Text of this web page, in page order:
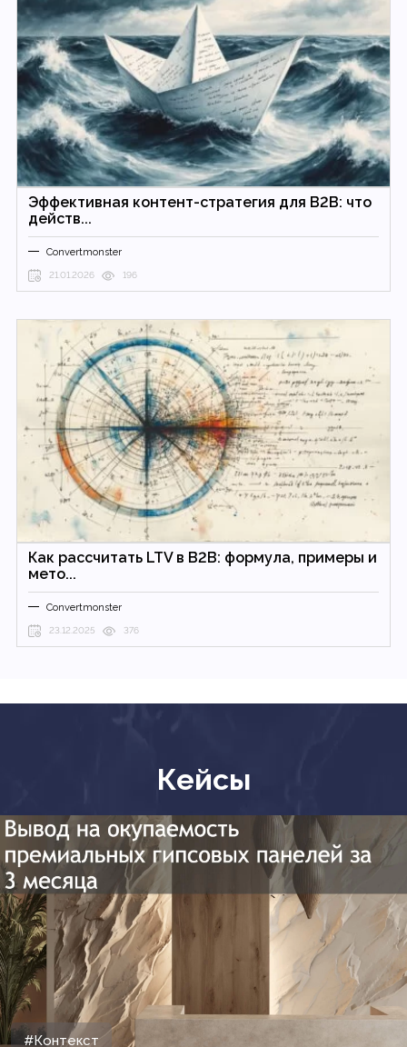
Эффективная контент-стратегия для B2B: что
действ...
Convertmonster
21.01.2026 196
Как рассчитать LTV в B2B: формула, примеры и
мето...
Convertmonster
23.12.2025 376
Кейсы
#Контекст